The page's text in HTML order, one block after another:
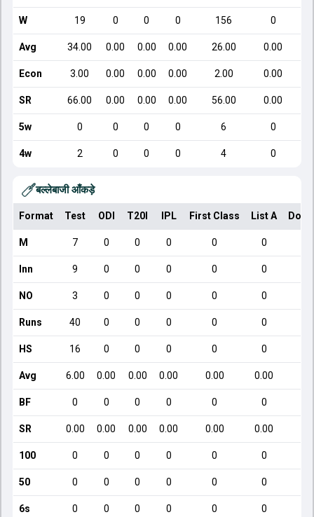
W 19 0 0 0 156 0
Avg 34.00 0.00 0.00 0.00 26.00 0.00
Econ 3.00 0.00 0.00 0.00 2.00 0.00
SR 66.00 0.00 0.00 0.00 56.00 0.00
5w 0 0 0 0 6 0
4w 2 0 0 0 4 0
बल्लेबाजी आँकड़े
Format Test ODI T20I IPL First Class List A
M 7 0 0 0 0 0
Inn 9 0 0 0 0 0
NO 3 0 0 0 0 0
Runs 40 0 0 0 0 0
HS 16 0 0 0 0 0
Avg 6.00 0.00 0.00 0.00 0.00 0.00
BF 0 0 0 0 0 0
SR 0.00 0.00 0.00 0.00 0.00 0.00
100 0 0 0 0 0 0
50 0 0 0 0 0 0
6s 0 0 0 0 0 0